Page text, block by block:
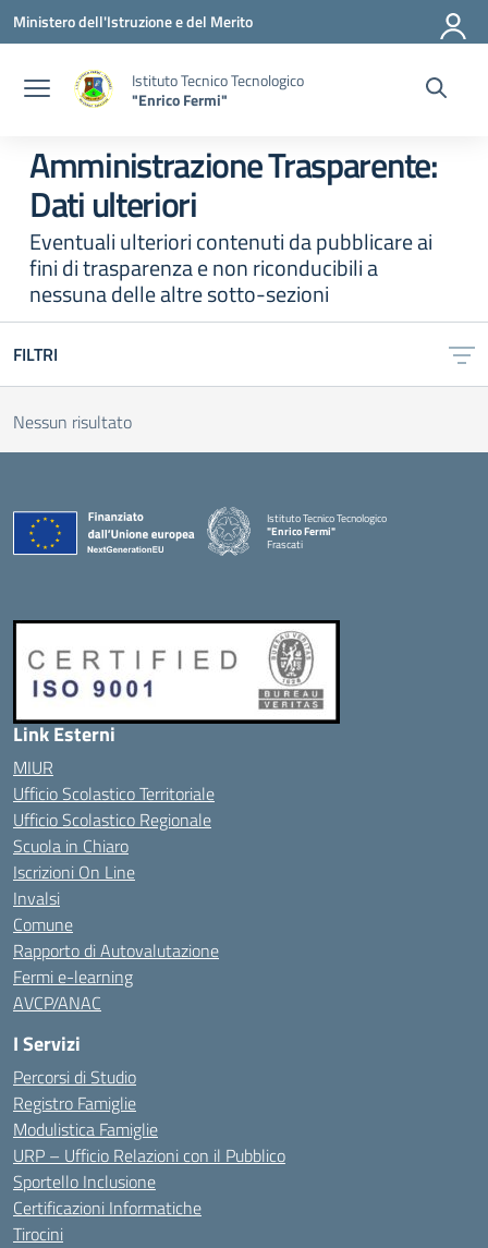
Vai ai contenuti
Vai al menu di navigazione
Vai al footer
Ministero dell'Istruzione e del Merito
Istituto Tecnico Tecnologico
"Enrico Fermi"
Amministrazione Trasparente:
Dati ulteriori
Eventuali ulteriori contenuti da pubblicare ai
fini di trasparenza e non riconducibili a
nessuna delle altre sotto-sezioni
FILTRI
Nessun risultato
Istituto Tecnico Tecnologico
"Enrico Fermi"
Frascati
Link Esterni
MIUR
Ufficio Scolastico Territoriale
Ufficio Scolastico Regionale
Scuola in Chiaro
Iscrizioni On Line
Invalsi
Comune
Rapporto di Autovalutazione
Fermi e-learning
AVCP/ANAC
I Servizi
Percorsi di Studio
Registro Famiglie
Modulistica Famiglie
URP – Ufficio Relazioni con il Pubblico
Sportello Inclusione
Certificazioni Informatiche
Tirocini